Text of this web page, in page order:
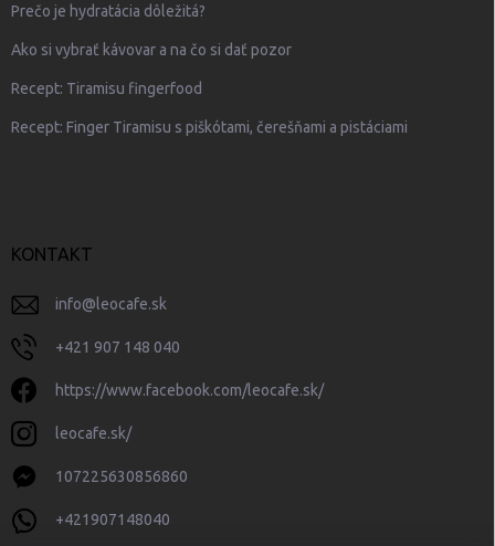
Prečo je hydratácia dôležitá?
Ako si vybrať kávovar a na čo si dať pozor
Recept: Tiramisu fingerfood
Recept: Finger Tiramisu s piškótami, čerešňami a pistáciami
KONTAKT
info@leocafe.sk
+421 907 148 040
https://www.facebook.com/leocafe.sk/
leocafe.sk/
107225630856860
+421907148040